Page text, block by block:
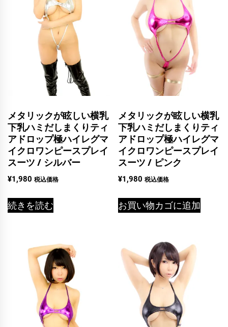
メタリックが眩しい横乳
下乳ハミだしまくりティ
アドロップ極ハイレグマ
イクロワンピースプレイ
スーツ / シルバー
¥1,980 税込価格
続きを読む
メタリックが眩しい横乳
下乳ハミだしまくりティ
アドロップ極ハイレグマ
イクロワンピースプレイ
スーツ / ピンク
¥1,980 税込価格
お買い物カゴに追加